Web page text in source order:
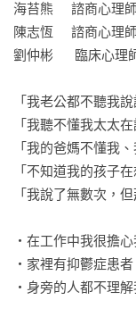
海苔熊     諮商心
陳志恆     諮商心理
劉仲彬      臨床心
「我老公都不聽我說
「我聽不懂我太太在
「我的爸媽不懂我
「不知道我的孩子
「我說了無數次，
‧在工作中我很擔
‧家裡有抑鬱症患
‧身旁的人都不理